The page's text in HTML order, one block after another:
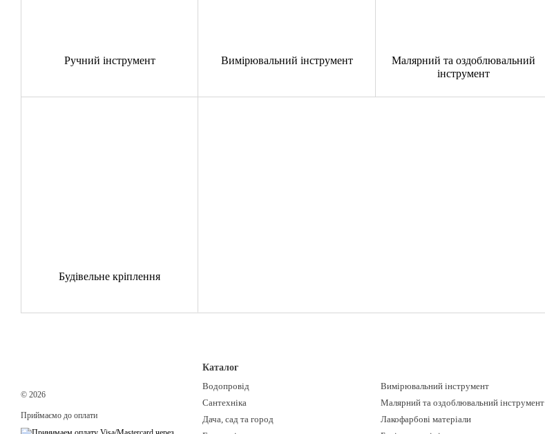
Ручний інструмент Вимірювальний інструмент
Малярний та оздоблювальний
інструмент
Будівельне кріплення
© 2026
Приймаємо до оплати
Каталог
Водопровід
Сантехніка
Дача, сад та город
Вимірювальний інструмент
Малярний та оздоблювальний інструмент
Лакофарбові матеріали